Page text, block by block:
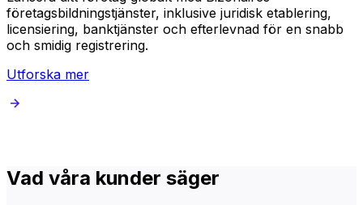
företagsbildningstjänster, inklusive juridisk etablering,
licensiering, banktjänster och efterlevnad för en snabb
och smidig registrering.
Utforska mer
Vad våra kunder säger